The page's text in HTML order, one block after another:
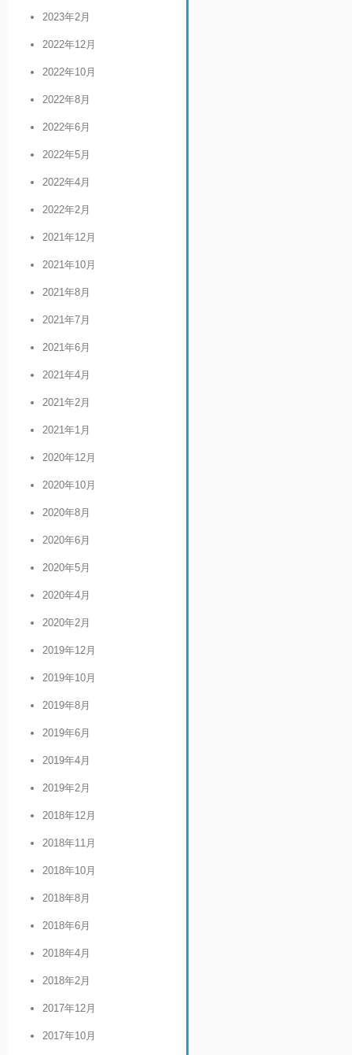
2023年2月
2022年12月
2022年10月
2022年8月
2022年6月
2022年5月
2022年4月
2022年2月
2021年12月
2021年10月
2021年8月
2021年7月
2021年6月
2021年4月
2021年2月
2021年1月
2020年12月
2020年10月
2020年8月
2020年6月
2020年5月
2020年4月
2020年2月
2019年12月
2019年10月
2019年8月
2019年6月
2019年4月
2019年2月
2018年12月
2018年11月
2018年10月
2018年8月
2018年6月
2018年4月
2018年2月
2017年12月
2017年10月